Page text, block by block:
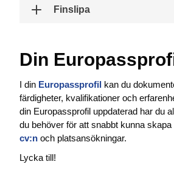
Finslipa
Din
I din Europassprofil kan du
färdigheter, kvalifikationer och
din Europassprofil uppdaterad har du
du behöver för att snabbt kunna
cv:n och platsansökningar.
Lycka till!